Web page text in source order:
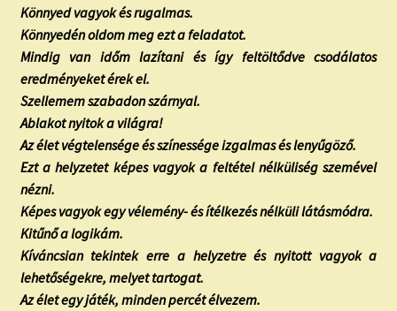
Könnyed vagyok és rugalmas.
Könnyedén oldom meg ezt a feladatot.
Mindig van időm lazítani és így feltöltődve csodálatos
eredményeket érek el.
Szellemem szabadon szárnyal.
Ablakot nyitok a világra!
Az élet végtelensége és színessége izgalmas és lenyűgöző.
Ezt a helyzetet képes vagyok a feltétel nélküliség szemével
nézni.
Képes vagyok egy vélemény- és ítélkezés nélküli látásmódra.
Kitűnő a logikám.
Kíváncsian tekintek erre a helyzetre és nyitott vagyok a
lehetőségekre, melyet tartogat.
Az élet egy játék, minden percét élvezem.